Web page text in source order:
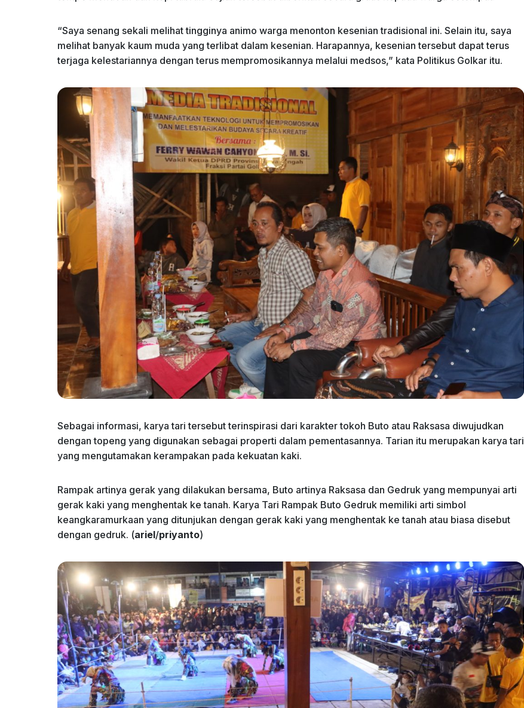
“Saya senang sekali melihat tingginya animo warga menonton kesenian tradisional ini. Selain itu, saya
melihat banyak kaum muda yang terlibat dalam kesenian. Harapannya, kesenian tersebut dapat terus
terjaga kelestariannya dengan terus mempromosikannya melalui medsos,” kata Politikus Golkar itu.
Sebagai informasi, karya tari tersebut terinspirasi dari karakter tokoh Buto atau Raksasa diwujudkan
dengan topeng yang digunakan sebagai properti dalam pementasannya. Tarian itu merupakan karya tari
yang mengutamakan kerampakan pada kekuatan kaki.
Rampak artinya gerak yang dilakukan bersama, Buto artinya Raksasa dan Gedruk yang mempunyai arti
gerak kaki yang menghentak ke tanah. Karya Tari Rampak Buto Gedruk memiliki arti simbol
keangkaramurkaan yang ditunjukan dengan gerak kaki yang menghentak ke tanah atau biasa disebut
dengan gedruk. (ariel/priyanto)